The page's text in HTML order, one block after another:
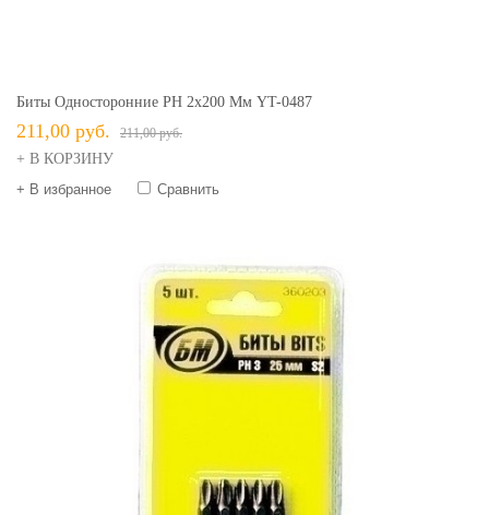
Биты Односторонние PH 2х200 Мм YT-0487
211,00 руб. 211,00 руб.
+ В КОРЗИНУ
+ В избранное
Сравнить